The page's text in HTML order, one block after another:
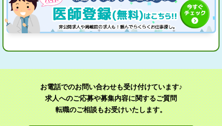
お電話でのお問い合わせも受け付けています♪
求人へのご応募や募集内容に関するご質問
転職のご相談もお受けいたします。